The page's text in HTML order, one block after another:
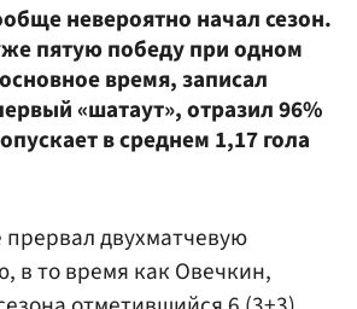
невероятно начал сезон.
пятую победу при одном
время, записал
«шатаут», отразил 96%
в среднем 1,17 гола
двухматчевую
в то время как Овечкин,